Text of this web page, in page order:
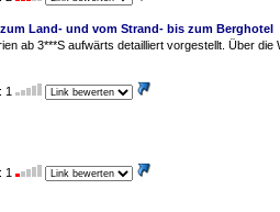
Land- und vom Strand- bis zum Berghotel
ab 3***S aufwärts detailliert vorgestellt. Über
1
1